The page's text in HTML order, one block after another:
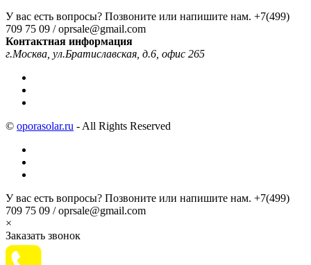
У вас есть вопросы? Позвоните или напишите нам. +7(499)
709 75 09 / oprsale@gmail.com
Контактная информация
г.Москва, ул.Братиславская, д.6, офис 265
© oporasolar.ru - All Rights Reserved
У вас есть вопросы? Позвоните или напишите нам. +7(499)
709 75 09 / oprsale@gmail.com
×
Заказать звонок